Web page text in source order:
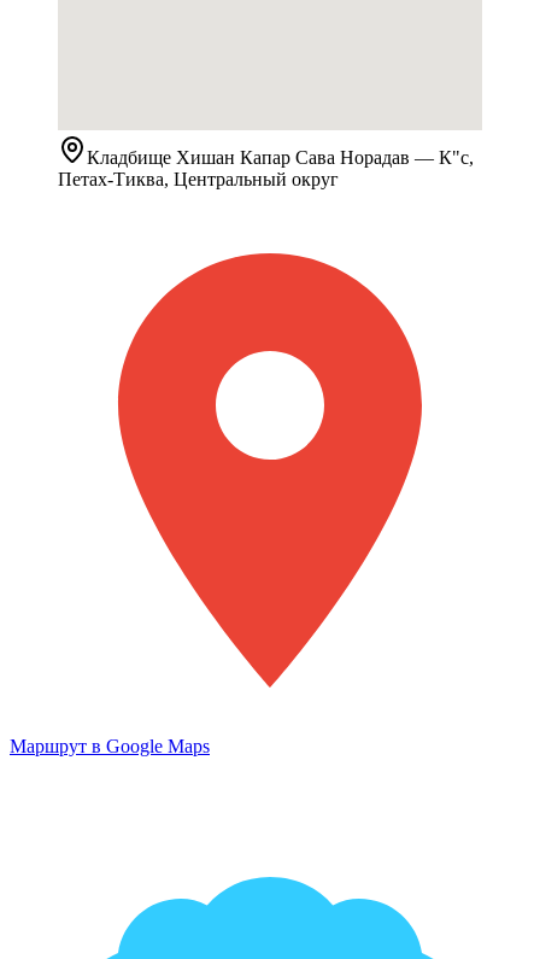
Кладбище Хишан Капар Сава Норадав — К"с,
Петах-Тиква, Центральный округ
Маршрут в Google Maps